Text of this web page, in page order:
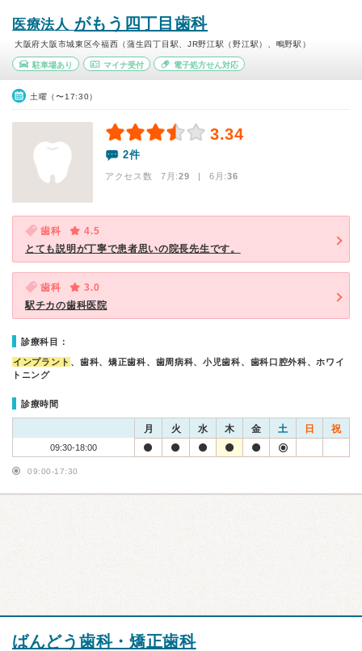
医療法人 がもう四丁目歯科
大阪府大阪市城東区今福西（蒲生四丁目駅、JR野江駅（野江駅）、鴫野駅）
駐車場あり マイナ受付 電子処方せん対応
土曜（〜17:30）
3.34
2件
アクセス数 7月:29 | 6月:36
歯科
4.5
とても説明が丁寧で患者思いの院長先生です。
歯科
3.0
駅チカの歯科医院
診療科目：
インプラント 、歯科、矯正歯科、歯周病科、小児歯科、歯科口腔外科、ホワイ
トニング
診療時間
月 火 水 木 金 土 日 祝
09:30-18:00
09:00-17:30
ばんどう歯科・矯正歯科